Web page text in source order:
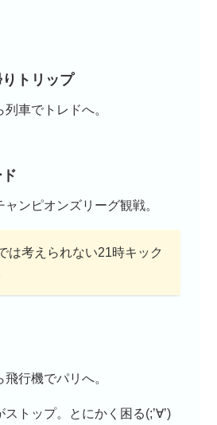
りトリップ
車でトレドへ。
ンピオンズリーグ観戦。
は考えられない21時キック
行機でパリへ。
トップ。とにかく困る(;’∀’)